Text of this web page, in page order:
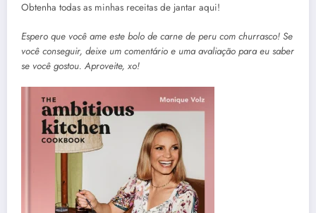
Obtenha todas as minhas receitas de jantar aqui!
Espero que você ame este bolo de carne de peru com churrasco! Se
você conseguir, deixe um comentário e uma avaliação para eu saber
se você gostou. Aproveite, xo!